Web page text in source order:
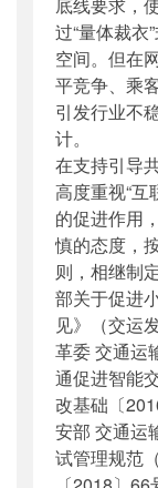
底线要求，
过“量体裁衣
空间。但在
平竞争、乘
引发行业不
计。
在支持引导
高度重视“互
的促进作用
慎的态度，
则，相继制
部关于促进
见》（交运
革委 交通运
通促进智能
改基础〔
安部 交通运
试管理规范